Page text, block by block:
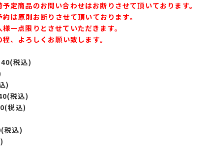
定商品のお問い合わせはお断りさせて頂いております。
は原則お断りさせて頂いております。
一点限りとさせていただきます。
、よろしくお願い致します。
税込)
)
税込)
税込)
税込)